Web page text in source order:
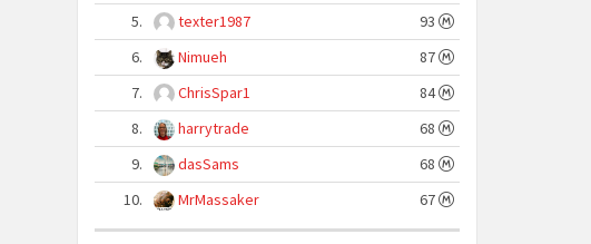
5.
texter1987
93
6.
Nimueh
87
7.
ChrisSpar1
84
8.
harrytrade
68
9.
dasSams
68
10.
MrMassaker 67